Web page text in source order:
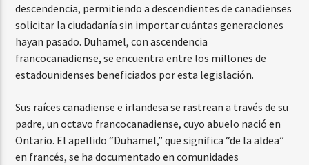
descendencia, permitiendo a descendientes de canadienses
solicitar la ciudadanía sin importar cuántas generaciones
hayan pasado. Duhamel, con ascendencia
francocanadiense, se encuentra entre los millones de
estadounidenses beneficiados por esta legislación.
Sus raíces canadiense e irlandesa se rastrean a través de su
padre, un octavo francocanadiense, cuyo abuelo nació en
Ontario. El apellido “Duhamel,” que significa “de la aldea”
en francés, se ha documentado en comunidades